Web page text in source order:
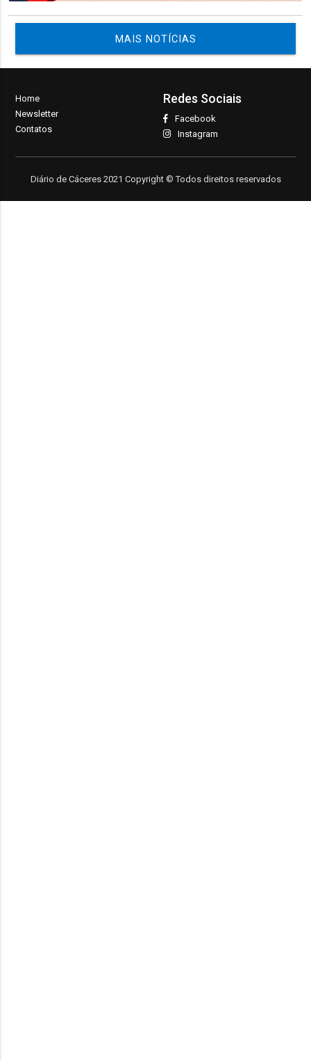
MAIS NOTÍCIAS
Home
Newsletter
Contatos
Redes Sociais
Facebook
Instagram
Diário de Cáceres 2021 Copyright © Todos direitos reservados